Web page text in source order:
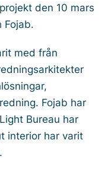
den 10 mars
Fojab.
med från
Fojab har
Bureau har
interior har varit